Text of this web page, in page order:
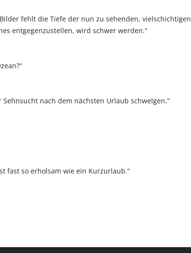
fehlt die Tiefe der nun zu sehenden, vielschichtigen
entgegenzustellen, wird schwer werden.“
nach dem nächsten Urlaub schwelgen.“
fast so erholsam wie ein Kurzurlaub.“